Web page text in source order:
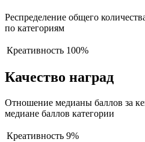
Респределение общего
по категориям
Креативность 100%
Качество наград
Отношение медианы баллов за
медиане баллов категории
Креативность 9%